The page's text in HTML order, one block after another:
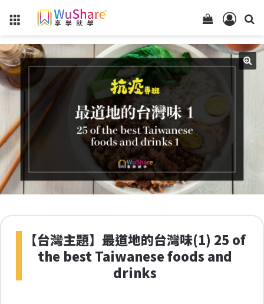
Menu
登
查
你
的
車
狀
【台灣主題】最道地的台灣味(1) 25 of
the best Taiwanese foods and
drinks